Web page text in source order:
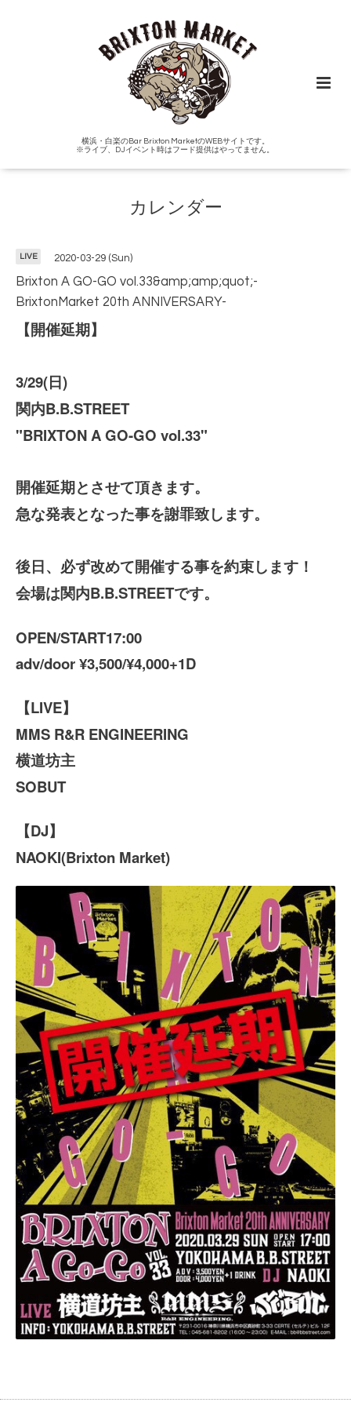
横浜・白楽のBar Brixton MarketのWEBサイトです。
※ライブ、DJイベント時はフード提供はやってません。
カレンダー
LIVE 2020-03-29 (Sun)
Brixton A GO-GO vol.33&amp;amp;quot;-
BrixtonMarket 20th ANNIVERSARY-
‪【開催延期】‬
3/29(日)
関内B.B.STREET
"BRIXTON A GO-GO vol.33"
開催延期とさせて頂きます。
急な発表となった事を謝罪致します。
後日、必ず改めて開催する事を約束します！
会場は関内B.B.STREETです。
OPEN/START17:00
adv/door ¥3,500/¥4,000+1D
【LIVE】
MMS R&R ENGINEERING
横道坊主
SOBUT
【DJ】
NAOKI(Brixton Market)